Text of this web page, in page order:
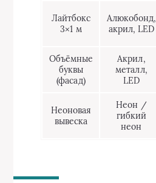
Лайтбокс
3×1 м
Алюкобонд,
акрил, LED
Объёмные
буквы
(фасад)
Акрил,
металл,
LED
Неоновая
вывеска
Неон /
гибкий
неон